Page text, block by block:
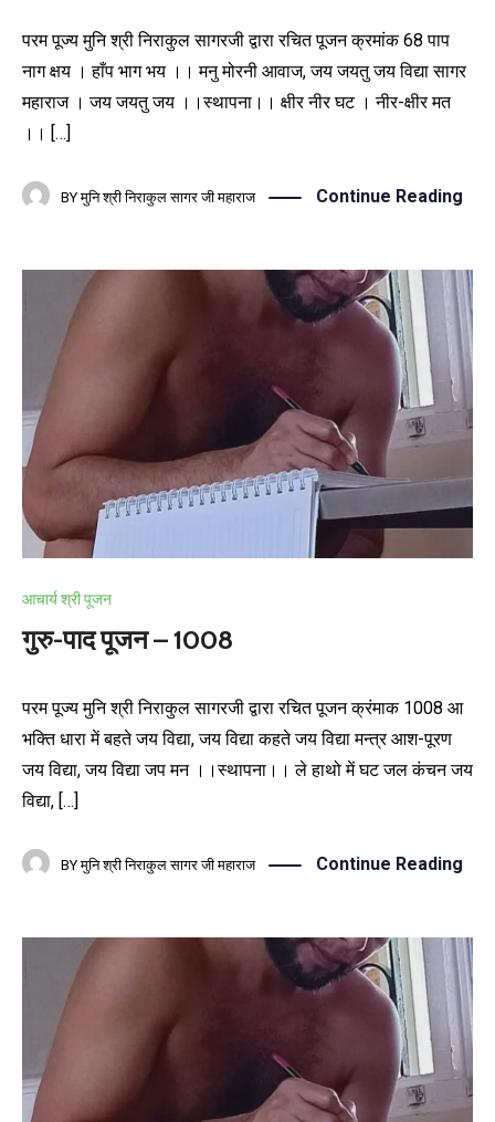
परम पूज्य मुनि श्री निराकुल सागरजी द्वारा रचित पूजन क्रमांक 68 पाप
नाग क्षय । हाँप भाग भय ।। मनु मोरनी आवाज, जय जयतु जय विद्या सागर
महाराज । जय जयतु जय ।।स्थापना।। क्षीर नीर घट । नीर-क्षीर मत
।। […]
BY मुनि श्री निराकुल सागर जी महाराज Continue Reading
आचार्य श्री पूजन
गुरु-पाद पूजन – 1008
परम पूज्य मुनि श्री निराकुल सागरजी द्वारा रचित पूजन क्रंमाक 1008 आ
भक्ति धारा में बहते जय विद्या, जय विद्या कहते जय विद्या मन्त्र आश-पूरण
जय विद्या, जय विद्या जप मन ।।स्थापना।। ले हाथो में घट जल कंचन जय
विद्या, […]
BY मुनि श्री निराकुल सागर जी महाराज Continue Reading